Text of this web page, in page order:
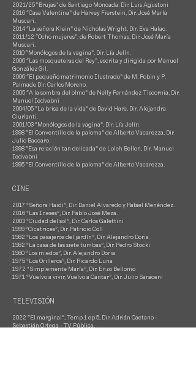
2021/25 "Brujas" de Santiago Moncada. Dir. Luis Agustoni
2016 “Casa Valentina” de Harvey Fierstein, Dir. José María
Muscari.
2014 “La señora Klein” de Nicholas Wright, Dir. Eva Halac.
2011/12 “Ocho mujeres”, de Robert Thomas, Dir. José María
Muscari.
2010 “Monólogos de la vagina”, Dir. Lía Jelín.
2006 “Las mosqueteras del Rey”, escrita y dirigida por Manuel
González Gil.
2006 “El pequeño matrimonio Ilustrado” de M. Robin y P.
Palmade Dir. Carlos Moreno.
2005 “A la sombra del olmo” de Nelly Fernández Tiscornia, Dir.
Manuel Iedvabni
2004/05 “La brisa de la vida” de David Hare, Dir. Alejandra
Ciurlanti.
2001/03 “Monólogos de la vagina”, Dir. Lía Jelín.
1998 “El Conventillo de la paloma” de Alberto Vacarezza, Dir.
Julio Baccaro.
1998 “Esa relación tan delicada” de Loleh Bellon, Dir. Manuel
Iedvabni
1995 “El Conventillo de la paloma” de Alberto Vacarezza.
CINE
2017 “Señora Haidi”, Dir. Daniel Alvaredo y Rafael Menéndez.
2016 “Las Ineses”, Dir. Pablo José Meza.
2003 “Ciudad del sol”, Dir. Carlos Galettini
1999 “Cicatrices”, Dir. Patricio Coll
1982 “Los pasajeros del jardín”, Dir. Alejandro Doria
1982 “La casa de las siete tumbas”, Dir. Pedro Stocki
1980 “Los miedos”, Dir. Alejandro Doria
1975 “Los Orilleros”, Dir. Ricardo Luna
1972 “Simplemente María”, Dir. Enzo Bellomo
1971 “Vuelvo a vivir, Vuelvo a Cantar”, Dir. Julio Saraceni
TELEVISIÓN
2022 “El marginal”,Temp 1 ep 5, Dir. Adrián Caetano -
Sebastián Ortega - TV Pública.